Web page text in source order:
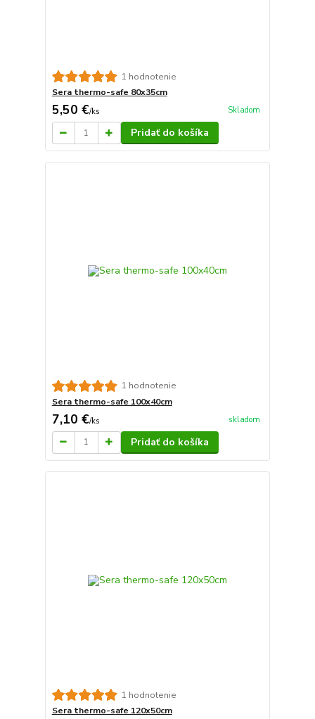
1 hodnotenie
Sera thermo-safe 80x35cm
5,50 €/ks Skladom
Pridať do košíka
1 hodnotenie
Sera thermo-safe 100x40cm
7,10 €/ks skladom
Pridať do košíka
1 hodnotenie
Sera thermo-safe 120x50cm